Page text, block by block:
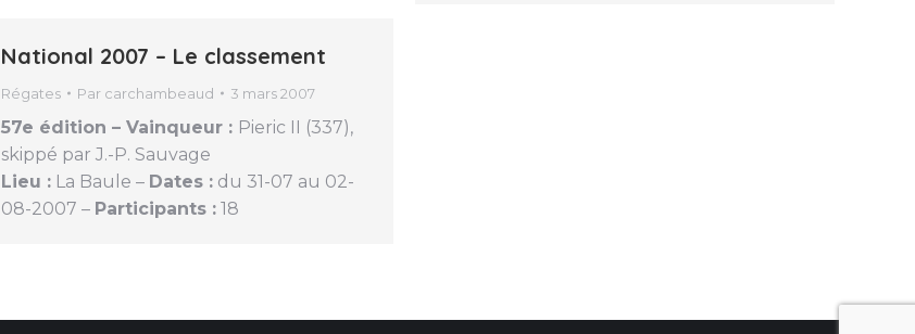
National 2007 – Le classement
Régates Par carchambeaud 3 mars 2007
57e édition – Vainqueur : Pieric II (337),
skippé par J.-P. Sauvage
Lieu : La Baule – Dates : du 31-07 au 02-
08-2007 – Participants : 18